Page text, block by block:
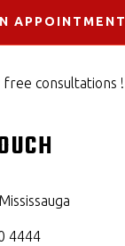
APPOINTMENT
consultations !
4444